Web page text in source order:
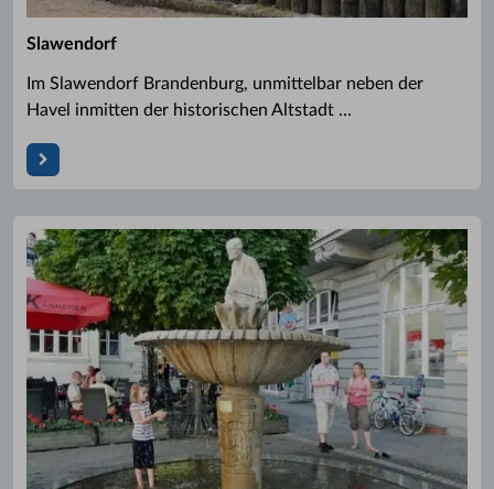
Slawendorf
Im Slawendorf Brandenburg, unmittelbar neben der
Havel inmitten der historischen Altstadt ...